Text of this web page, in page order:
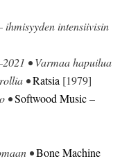
ihmisyyden intensiivisin
• Varmaa hapuilua
•Ratsia [1979]
•Softwood Music –
•Bone Machine